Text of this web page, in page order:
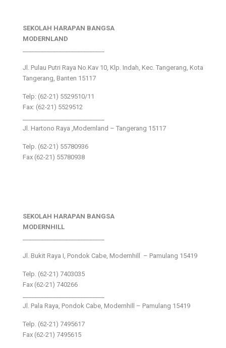
SEKOLAH HARAPAN BANGSA
MODERNLAND
Jl. Pulau Putri Raya No.Kav 10, Klp. Indah, Kec. Tangerang, Kota
Tangerang, Banten 15117
Telp: (62-21) 5529510/11
Fax: (62-21) 5529512
Jl. Hartono Raya ,Modernland – Tangerang 15117
Telp. (62-21) 55780936
Fax (62-21) 55780938
SEKOLAH HARAPAN BANGSA
MODERNHILL
Jl. Bukit Raya I, Pondok Cabe, Modernhill – Pamulang 15419
Telp. (62-21) 7403035
Fax (62-21) 740266
Jl. Pala Raya, Pondok Cabe, Modernhill – Pamulang 15419
Telp. (62-21) 7495617
Fax (62-21) 7495615